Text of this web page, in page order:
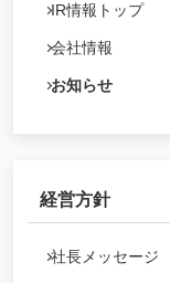
IR情報トップ
会社情報
お知らせ
経営方針
社長メッセージ